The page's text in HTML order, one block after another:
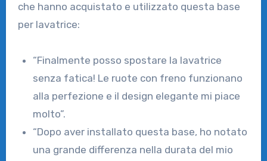
che hanno acquistato e utilizzato questa base
per lavatrice:
“Finalmente posso spostare la lavatrice
senza fatica! Le ruote con freno funzionano
alla perfezione e il design elegante mi piace
molto”.
“Dopo aver installato questa base, ho notato
una grande differenza nella durata del mio